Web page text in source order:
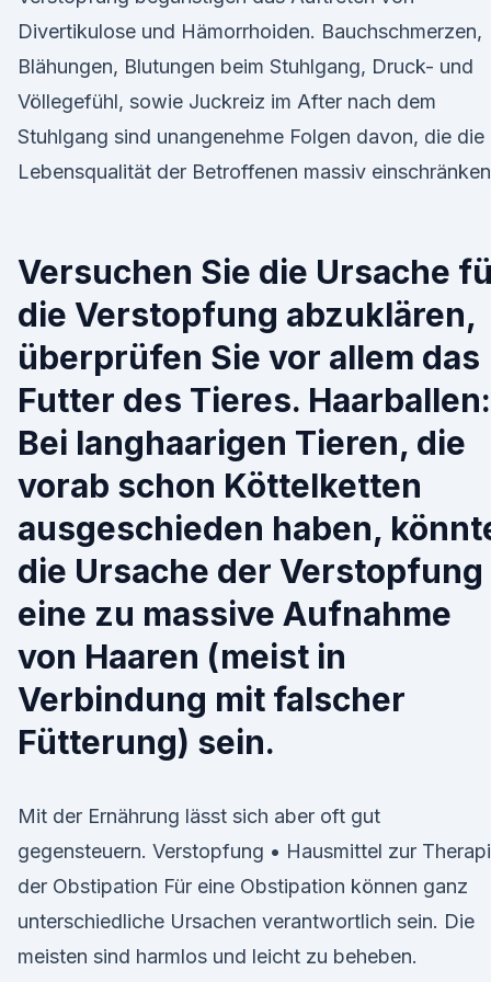
Divertikulose und Hämorrhoiden. Bauchschmerzen,
Blähungen, Blutungen beim Stuhlgang, Druck- und
Völlegefühl, sowie Juckreiz im After nach dem
Stuhlgang sind unangenehme Folgen davon, die die
Lebensqualität der Betroffenen massiv
Versuchen Sie die Ursache
die Verstopfung abzuklären,
überprüfen Sie vor allem das
Futter des Tieres. Haarballen:
Bei langhaarigen Tieren, die
vorab schon Köttelketten
ausgeschieden haben,
die Ursache der Verstopfung
eine zu massive Aufnahme
von Haaren (meist in
Verbindung mit falscher
Fütterung) sein.
Mit der Ernährung lässt sich aber oft gut
gegensteuern. Verstopfung • Hausmittel zur
der Obstipation Für eine Obstipation können ganz
unterschiedliche Ursachen verantwortlich sein. Die
meisten sind harmlos und leicht zu beheben.